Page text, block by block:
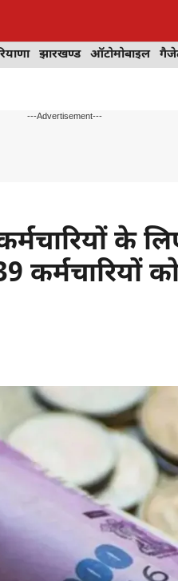
झारखण्ड ऑटोमोबाइल
---Advertisement---
के
कर्मचारियों